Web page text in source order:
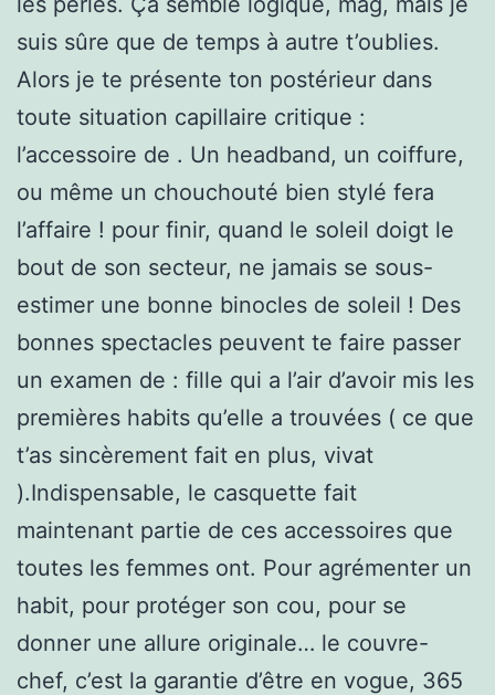
suis sûre que de temps à autre t’oublies.
Alors je te présente ton postérieur dans
toute situation capillaire critique :
l’accessoire de . Un headband, un coiffure,
ou même un chouchouté bien stylé fera
l’affaire ! pour finir, quand le soleil doigt le
bout de son secteur, ne jamais se sous-
estimer une bonne binocles de soleil ! Des
bonnes spectacles peuvent te faire passer
un examen de : fille qui a l’air d’avoir mis les
premières habits qu’elle a trouvées ( ce que
t’as sincèrement fait en plus, vivat
).Indispensable, le casquette fait
maintenant partie de ces accessoires que
toutes les femmes ont. Pour agrémenter un
habit, pour protéger son cou, pour se
donner une allure originale… le couvre-
chef, c’est la garantie d’être en vogue, 365